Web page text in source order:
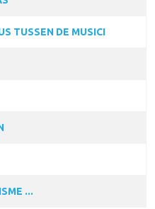
TUSSEN DE MUSICI
...